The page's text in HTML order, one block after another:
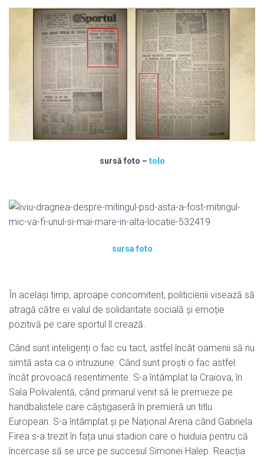
sursă foto – tolo
sursa foto
În același timp, aproape concomitent, politicienii visează să
atragă către ei valul de solidaritate socială și emoție
pozitivă pe care sportul îl crează.
Când sunt inteligenți o fac cu tact, astfel încât oamenii să nu
simtă asta ca o intruziune. Când sunt proști o fac astfel
încât provoacă resentimente. S-a întâmplat la Craiova, în
Sala Polivalentă, când primarul venit să le premieze pe
handbalistele care câștigaseră în premieră un titlu
European. S-a întâmplat și pe Național Arena când Gabriela
Firea s-a trezit în fața unui stadion care o huiduia pentru că
încercase să se urce pe succesul Simonei Halep. Reacția